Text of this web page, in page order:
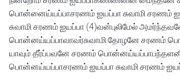
பொன்னைய்யப்பாசரணம் ஐயப்பா சுவாமி சரணம்
சுவாமி சரணம் ஐயப்பா (4)வன்புலிமேல்
பொன்னய்யப்பாவாவர்சுவாமி தோழனே சரணம்
யாவும் தீர்ப்பவனே சரணம்
பொன்னய்யப்பாசரணம் ஐயப்பா சுவாமி சரணம்